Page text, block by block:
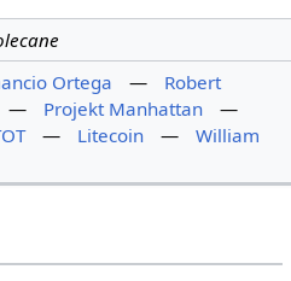
Ortega —
Robert
— Projekt Manhattan
—
— Litecoin —
William